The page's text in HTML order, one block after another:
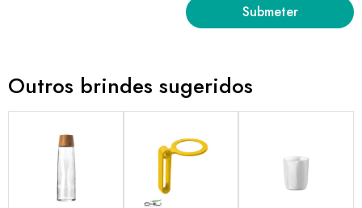
Outros brindes sugeridos